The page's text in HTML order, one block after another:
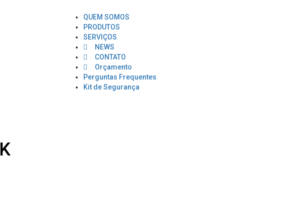
QUEM SOMOS
PRODUTOS
SERVIÇOS
NEWS
CONTATO
Orçamento
Perguntas Frequentes
Kit de Segurança